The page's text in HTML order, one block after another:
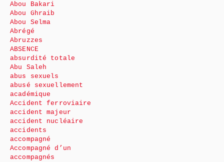
Abou Bakari
Abou Ghraib
Abou Selma
Abrégé
Abruzzes
ABSENCE
absurdité totale
Abu Saleh
abus sexuels
abusé sexuellement
académique
Accident ferroviaire
accident majeur
accident nucléaire
accidents
accompagné
Accompagné d’un
accompagnés